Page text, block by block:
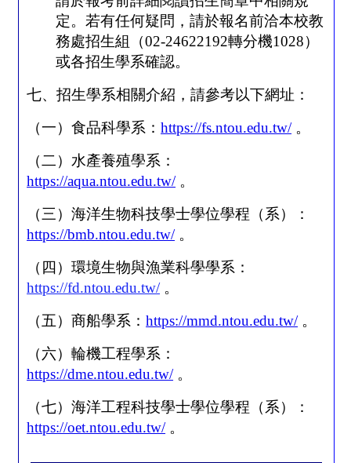
定。若有任何疑問，請於報名前洽本校教
務處招生組（02-24622192轉分機1028）
或各招生學系確認。
七、招生學系相關介紹，請參考以下網址：
（一）食品科學系：https://fs.ntou.edu.tw/ 。
（二）水產養殖學系：
https://aqua.ntou.edu.tw/ 。
（三）海洋生物科技學士學位學程（系）：
https://bmb.ntou.edu.tw/ 。
（四）環境生物與漁業科學學系：
https://fd.ntou.edu.tw/ 。
（五）商船學系：https://mmd.ntou.edu.tw/ 。
（六）輪機工程學系：
https://dme.ntou.edu.tw/ 。
（七）海洋工程科技學士學位學程（系）：
https://oet.ntou.edu.tw/ 。